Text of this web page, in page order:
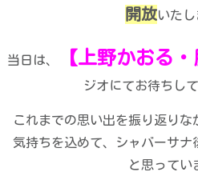
開放いたし
当日は、 【上野かおる
ジオにてお待ちし
これまでの思い出を振り返り
気持ちを込めて、シャバーサ
と思ってい